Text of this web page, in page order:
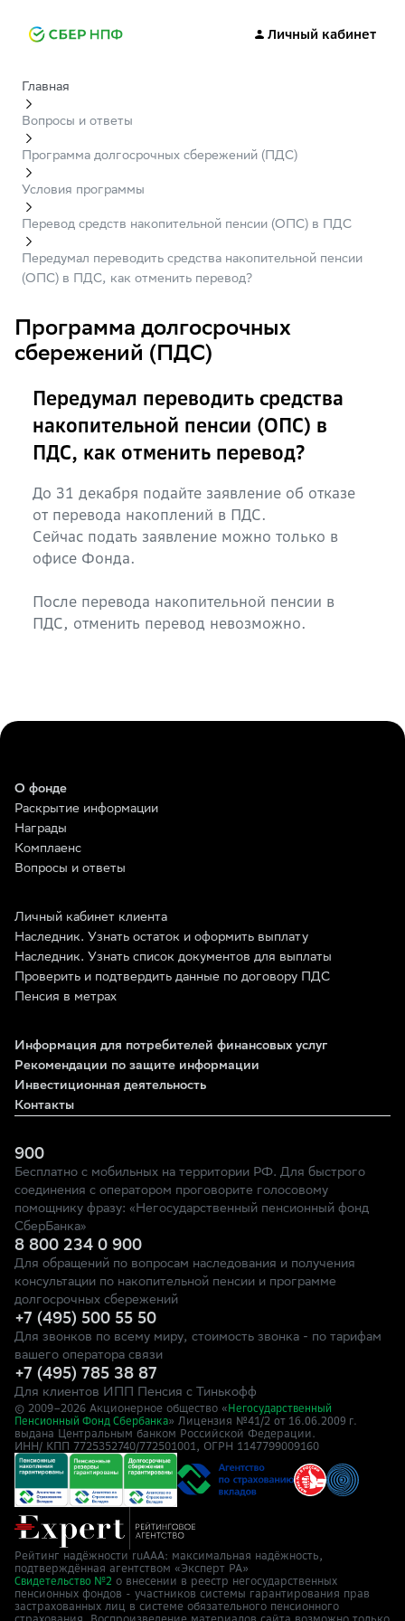
Личный кабинет
Главная
Вопросы и ответы
Программа долгосрочных сбережений (ПДС)
Условия программы
Перевод средств накопительной пенсии (ОПС) в ПДС
Передумал переводить средства накопительной пенсии
(ОПС) в ПДС, как отменить перевод?
Программа долгосрочных
сбережений (ПДС)
Передумал переводить средства
накопительной пенсии (ОПС) в
ПДС, как отменить перевод?
До 31 декабря подайте заявление об отказе
от перевода накоплений в ПДС.
Сейчас подать заявление можно только в
офисе Фонда.
После перевода накопительной пенсии в
ПДС, отменить перевод невозможно.
О фонде
Раскрытие информации
Награды
Комплаенс
Вопросы и ответы
Личный кабинет клиента
Наследник. Узнать остаток и оформить выплату
Наследник. Узнать список документов для выплаты
Проверить и подтвердить данные по договору ПДС
Пенсия в метрах
Информация для потребителей финансовых услуг
Рекомендации по защите информации
Инвестиционная деятельность
Контакты
900
Бесплатно с мобильных на территории РФ. Для быстрого
соединения с оператором проговорите голосовому
помощнику фразу: «Негосударственный пенсионный фонд
СберБанка»
8 800 234 0 900
Для обращений по вопросам наследования и получения
консультации по накопительной пенсии и программе
долгосрочных сбережений
+7 (495) 500 55 50
Для звонков по всему миру, стоимость звонка - по тарифам
вашего оператора связи
+7 (495) 785 38 87
Для клиентов ИПП Пенсия с Тинькофф
© 2009–2026 Акционерное общество « Негосударственный
Пенсионный Фонд Сбербанка» Лицензия №41/2 от 16.06.2009 г.
выдана Центральным банком Российской Федерации.
ИНН/ КПП 7725352740/772501001, ОГРН 1147799009160
Рейтинг надёжности ruAAA: максимальная надёжность,
подтверждённая агентством «Эксперт РА»
Свидетельство №2 о внесении в реестр негосударственных
пенсионных фондов - участников системы гарантирования прав
застрахованных лиц в системе обязательного пенсионного